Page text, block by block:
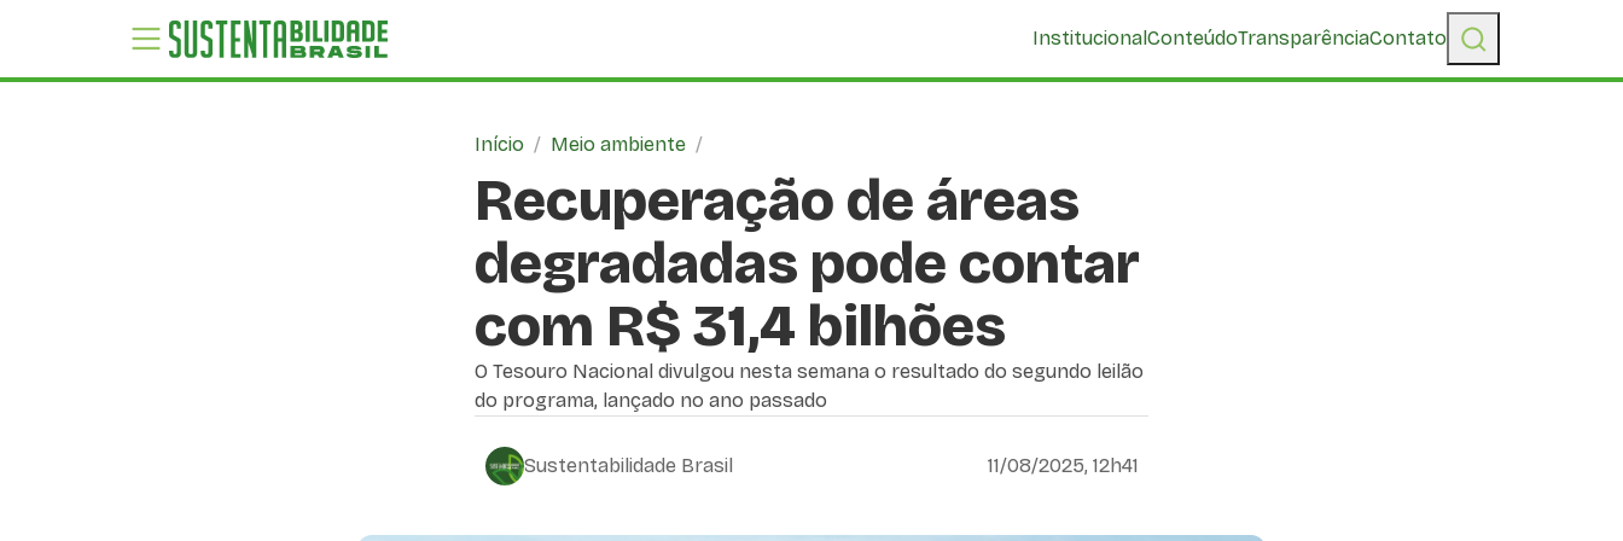
InstitucionalConteúdoTransparênciaContato
Início / Meio ambiente /
Recuperação de áreas
degradadas pode contar
com R$ 31,4 bilhões
O Tesouro Nacional divulgou nesta semana o resultado do segundo leilão
do programa, lançado no ano passado
Sustentabilidade Brasil 11/08/2025, 12h41